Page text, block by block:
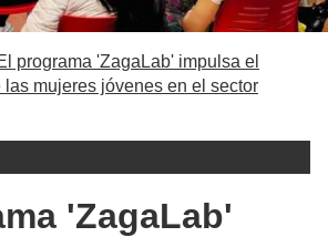
programa 'ZagaLab' impulsa el
mujeres jóvenes en el sector
'ZagaLab'